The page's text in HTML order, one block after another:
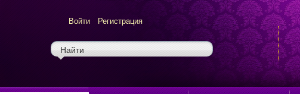
Войти Регистрация